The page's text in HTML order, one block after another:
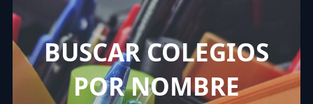
BUSCAR COLEGIOS
POR NOMBRE